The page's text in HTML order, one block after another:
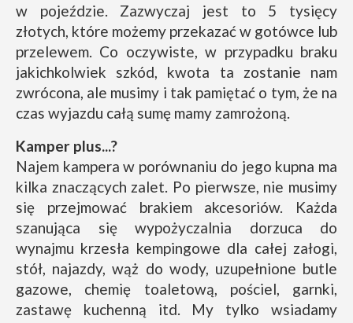
w pojeździe. Zazwyczaj jest to 5 tysięcy
złotych, które możemy przekazać w gotówce lub
przelewem. Co oczywiste, w przypadku braku
jakichkolwiek szkód, kwota ta zostanie nam
zwrócona, ale musimy i tak pamiętać o tym, że na
czas wyjazdu całą sumę mamy zamrożoną.
Kamper plus...?
Najem kampera w porównaniu do jego kupna ma
kilka znaczących zalet. Po pierwsze, nie musimy
się przejmować brakiem akcesoriów. Każda
szanująca się wypożyczalnia dorzuca do
wynajmu krzesła kempingowe dla całej załogi,
stół, najazdy, wąż do wody, uzupełnione butle
gazowe, chemię toaletową, pościel, garnki,
zastawę kuchenną itd. My tylko wsiadamy